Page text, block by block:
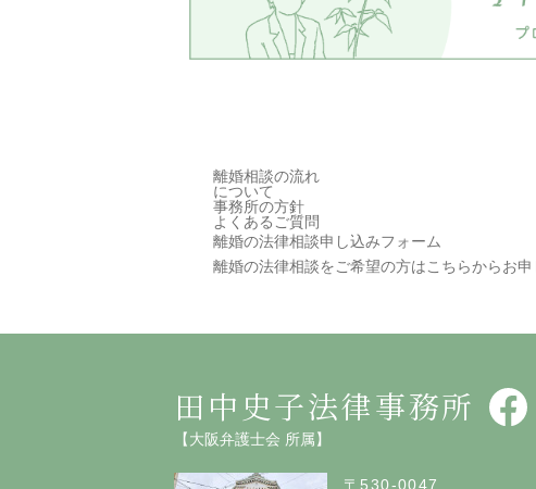
離婚相談の流れ
について
事務所の方針
よくある ご質問
離婚の法律相談申し込みフォーム
離婚の法律相談をご希望の方はこちらからお
田中史子法律事務所
【大阪弁護士会 所属】
〒530-0047